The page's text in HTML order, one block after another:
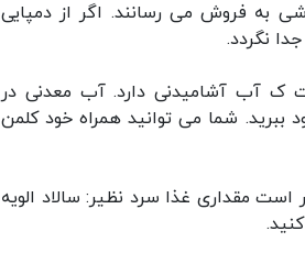
به فروش می رسانند. اگر از دمپایی
نگردد.
ک آب آشامیدنی دارد. آب معدنی در
شما می توانید همراه خود کلمن
مقداری غذا سرد نظیر: سالاد الویه